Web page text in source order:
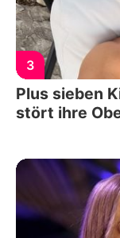
3
Plus sieben
stört ihre